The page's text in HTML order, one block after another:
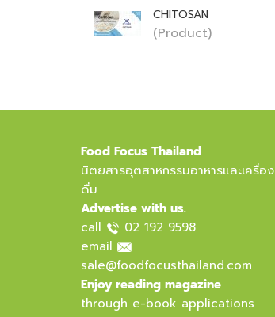
CHITOSAN
(Product)
Food Focus Thailand
นิตยสารอุตสาหกรรมอาหารและเครื่อง
ดื่ม
Advertise with us.
call
02 192 9598
email
sale@foodfocusthailand.com
Enjoy reading magazine
through e-book applications